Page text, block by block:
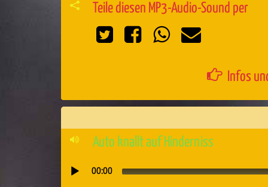
Teile diesen MP3-Audio-Sound per
Infos
Auto knallt auf Hinderniss
Audio-
00:00